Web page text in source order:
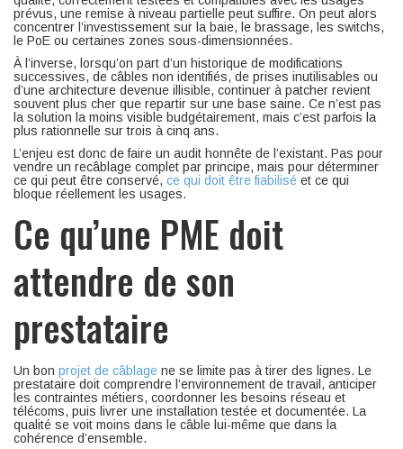
prévus, une remise à niveau partielle peut suffire. On peut alors
concentrer l’investissement sur la baie, le brassage, les switchs,
le PoE ou certaines zones sous-dimensionnées.
À l’inverse, lorsqu’on part d’un historique de modifications
successives, de câbles non identifiés, de prises inutilisables ou
d’une architecture devenue illisible, continuer à patcher revient
souvent plus cher que repartir sur une base saine. Ce n’est pas
la solution la moins visible budgétairement, mais c’est parfois la
plus rationnelle sur trois à cinq ans.
L’enjeu est donc de faire un audit honnête de l’existant. Pas pour
vendre un recâblage complet par principe, mais pour déterminer
ce qui peut être conservé, ce qui doit être fiabilisé et ce qui
bloque réellement les usages.
Ce qu’une PME doit
attendre de son
prestataire
Un bon projet de câblage ne se limite pas à tirer des lignes. Le
prestataire doit comprendre l’environnement de travail, anticiper
les contraintes métiers, coordonner les besoins réseau et
télécoms, puis livrer une installation testée et documentée. La
qualité se voit moins dans le câble lui-même que dans la
cohérence d’ensemble.